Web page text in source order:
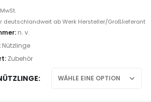
deutschlandweit ab Werk Hersteller/Großlieferant
n. v.
Nützlinge
Zubehör